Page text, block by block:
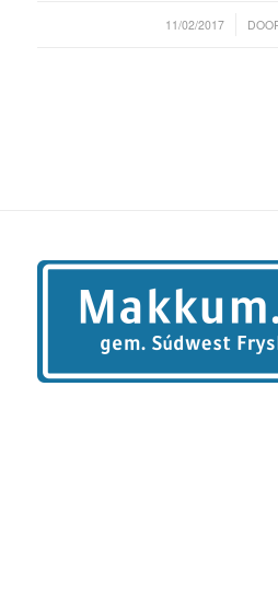
11/02/2017
/